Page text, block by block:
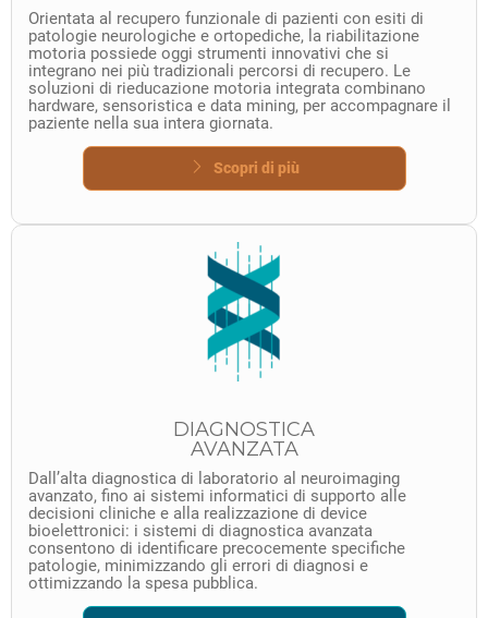
Orientata al recupero funzionale di pazienti con esiti di
patologie neurologiche e ortopediche, la riabilitazione
motoria possiede oggi strumenti innovativi che si
integrano nei più tradizionali percorsi di recupero. Le
soluzioni di rieducazione motoria integrata combinano
hardware, sensoristica e data mining, per accompagnare il
paziente nella sua intera giornata.
Scopri di più
DIAGNOSTICA
AVANZATA
Dall’alta diagnostica di laboratorio al neuroimaging
avanzato, fino ai sistemi informatici di supporto alle
decisioni cliniche e alla realizzazione di device
bioelettronici: i sistemi di diagnostica avanzata
consentono di identificare precocemente specifiche
patologie, minimizzando gli errori di diagnosi e
ottimizzando la spesa pubblica.